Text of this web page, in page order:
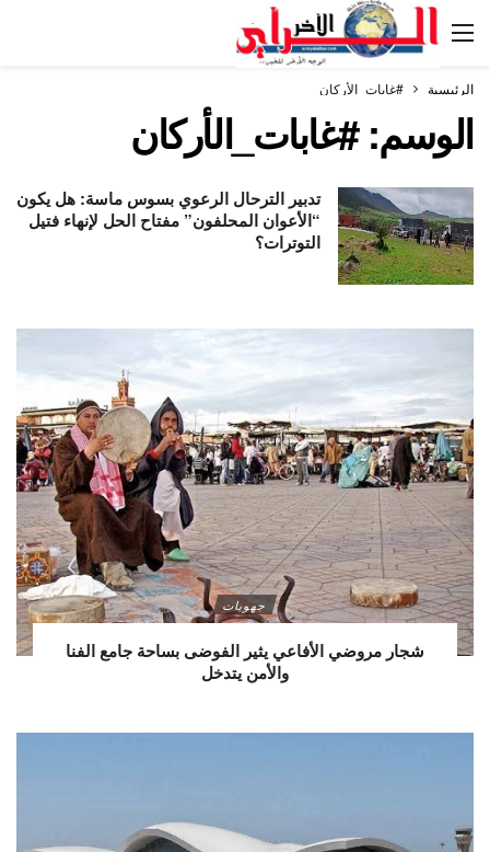
الرئيسية #غابات_الأركان
الوسم:#غابات_الأركان
تدبير الترحال الرعوي بسوس ماسة: هل يكون
“الأعوان المحلفون” مفتاح الحل لإنهاء فتيل
التوترات؟
جهويات
شجار مروضي الأفاعي يثير الفوضى بساحة جامع الفنا
والأمن يتدخل